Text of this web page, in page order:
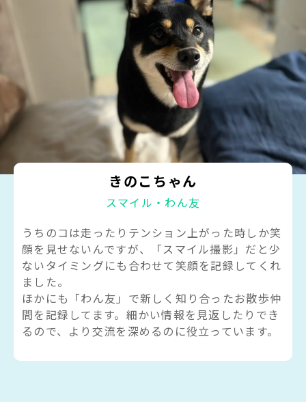
きのこちゃん
スマイル・わん友
うちのコは走ったりテンション上がった時しか笑
顔を見せないんですが、「スマイル撮影」だと少
ないタイミングにも合わせて笑顔を記録してくれ
ました。
ほかにも「わん友」で新しく知り合ったお散歩仲
間を記録してます。細かい情報を見返したりでき
るので、より交流を深めるのに役立っています。